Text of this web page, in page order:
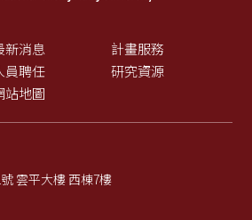
新消息
計畫服務
員聘任
研究資源
站地圖
雲平大樓 西棟7樓